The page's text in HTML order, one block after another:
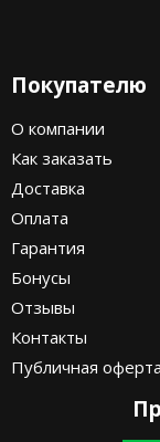
Покупателю
О компании
Как заказать
Доставка
Оплата
Гарантия
Бонусы
Отзывы
Контакты
Публичная оферта